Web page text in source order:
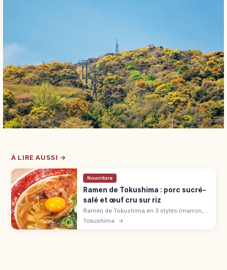
À LIRE AUSSI →
Nourriture
Ramen de Tokushima : porc sucré-
salé et œuf cru sur riz
Ramen de Tokushima en 3 styles (marron,
jaune, blanc), avec porc sucré-salé et œuf
Tokushima →